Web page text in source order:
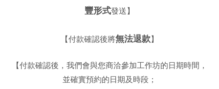
豐形式發送 】
【付款確認後將無法退款】
【付款確認後，我們會與您商洽參加工作坊的日期時間，
並確實預約的日期及時段；